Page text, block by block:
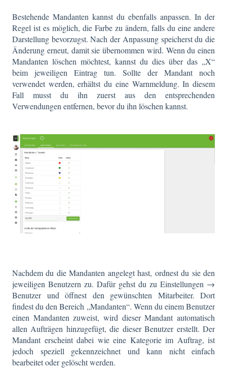
Bestehende Mandanten kannst du ebenfalls anpassen. In der
Regel ist es möglich, die Farbe zu ändern, falls du eine andere
Darstellung bevorzugst. Nach der Anpassung speicherst du die
Änderung erneut, damit sie übernommen wird. Wenn du einen
Mandanten löschen möchtest, kannst du dies über das „X“
beim jeweiligen Eintrag tun. Sollte der Mandant noch
verwendet werden, erhältst du eine Warnmeldung. In diesem
Fall musst du ihn zuerst aus den entsprechenden
Verwendungen entfernen, bevor du ihn löschen kannst.
Nachdem du die Mandanten angelegt hast, ordnest du sie den
jeweiligen Benutzern zu. Dafür gehst du zu Einstellungen →
Benutzer und öffnest den gewünschten Mitarbeiter. Dort
findest du den Bereich „Mandanten“. Wenn du einem Benutzer
einen Mandanten zuweist, wird dieser Mandant automatisch
allen Aufträgen hinzugefügt, die dieser Benutzer erstellt. Der
Mandant erscheint dabei wie eine Kategorie im Auftrag, ist
jedoch speziell gekennzeichnet und kann nicht einfach
bearbeitet oder gelöscht werden.